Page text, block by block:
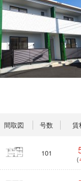
間取図 号数 賃
101
（